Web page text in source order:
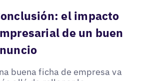
el impacto
de un buen
buena ficha de empresa va